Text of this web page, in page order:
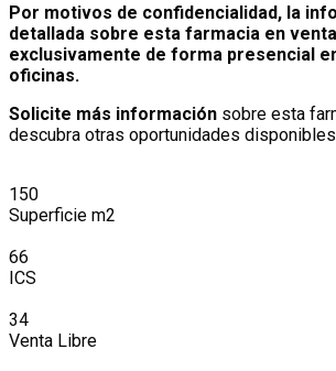
Por motivos de confidencialidad, la
detallada sobre esta farmacia en
exclusivamente de forma presencial
oficinas.
Solicite más información sobre esta
descubra otras oportunidades disponibles
150
Superficie m2
66
ICS
34
Venta Libre